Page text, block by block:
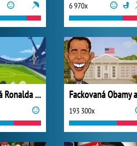
6 970x
Fackovaná Ronalda a Messiho
193 300x